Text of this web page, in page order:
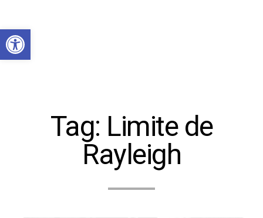
Abrir a barra de ferramentas
Tag: Limite de
Rayleigh